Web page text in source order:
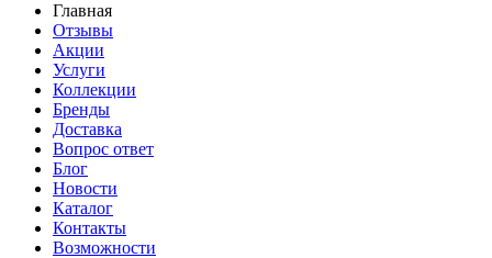
Главная
Отзывы
Акции
Услуги
Коллекции
Бренды
Доставка
Вопрос ответ
Блог
Новости
Каталог
Контакты
Возможности